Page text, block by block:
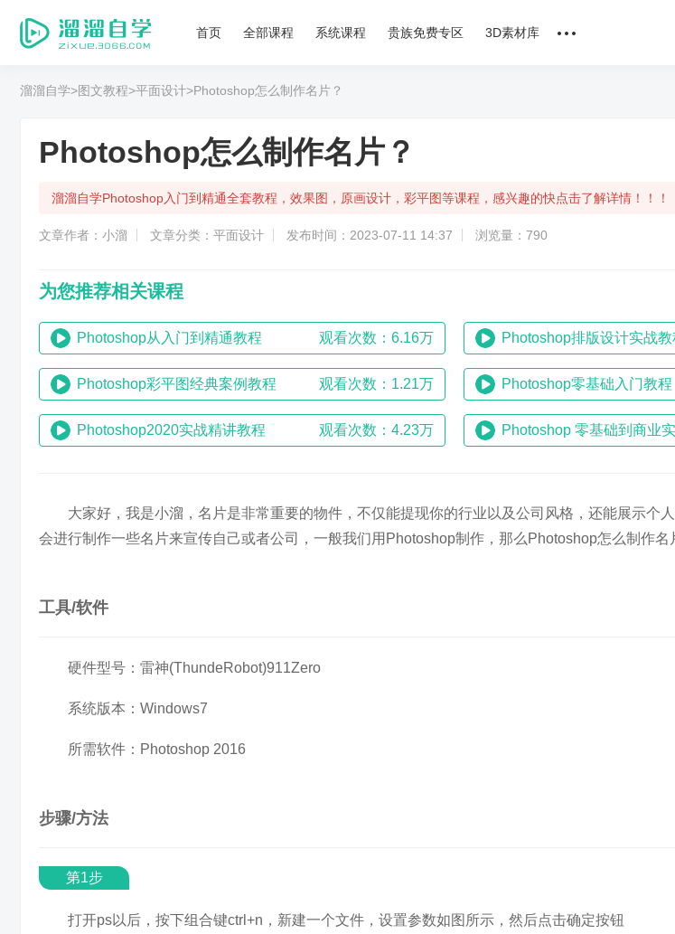
首页 全部课程 系统课程 贵族免费专区 3D素材库
溜溜自学>图文教程>平面设计>Photoshop怎么制作名片？
Photoshop怎么制作名片？
溜溜自学Photoshop入门到精通全套教程，效果图，原画设计，彩平图等课程，感兴趣的快点击了解详情！！！
文章作者：小溜 文章分类：平面设计 发布时间：2023-07-11 14:37 浏览量：790
为您推荐相关课程
Photoshop从入门到精通教程 观看次数：6.16万 Photoshop排版设计实战教
Photoshop彩平图经典案例教程 观看次数：1.21万 Photoshop零基础入门教程
Photoshop2020实战精讲教程 观看次数：4.23万 Photoshop 零基础到商业
大家好，我是小溜，名片是非常重要的物件，不仅能提现你的行业以及公司风格，还能展示个
会进行制作一些名片来宣传自己或者公司，一般我们用Photoshop制作，那么Photoshop怎么制作名
工具/软件
硬件型号：雷神(ThundeRobot)911Zero
系统版本：Windows7
所需软件：Photoshop 2016
步骤/方法
第1步
打开ps以后，按下组合键ctrl+n，新建一个文件，设置参数如图所示，然后点击确定按钮